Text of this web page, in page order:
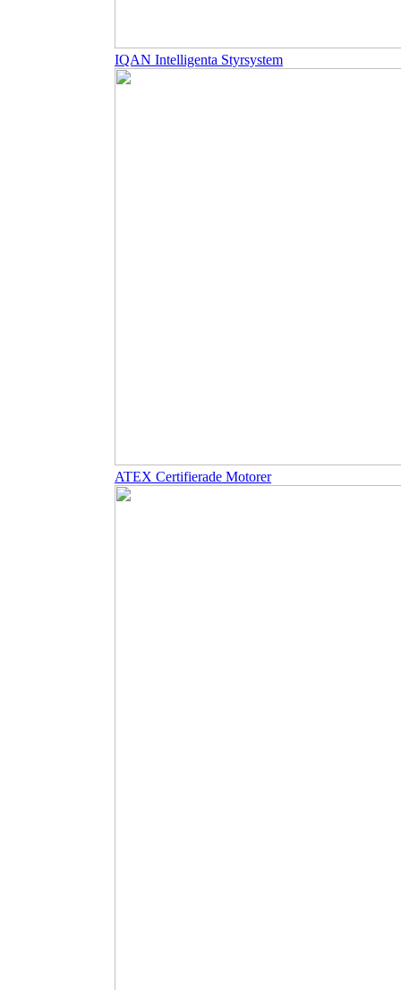
IQAN Intelligenta Styrsystem
ATEX Certifierade Motorer